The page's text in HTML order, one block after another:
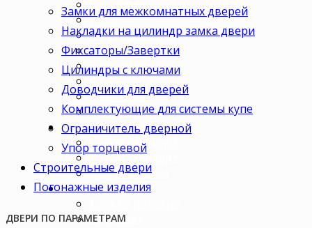
В зал
В гардеробную
В коридор
В кладовку
В офис
В коттедж
Для дачи
Ценовая категория
Двери премиум
Двери стандарт
Двери эконом
Комплектация
Комплект
Замки для межкомнатных дверей
Накладки на цилиндр замка двери
Фиксаторы/Завертки
Цилиндры с ключами
Доводчики для дверей
Комплектующие для системы купе
Ограничитель дверной
Упор торцевой
Строительные двери
Погонажные изделия
ДВЕРИ ПО ПАРАМЕТРАМ